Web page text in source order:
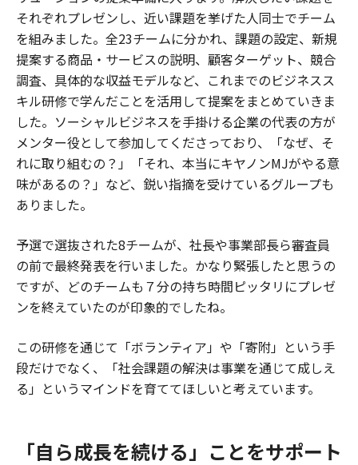
それぞれプレゼンし、近い課題を挙げた人同士でチーム
を組みました。全23チームに分かれ、課題の設定、新規
提案する商品・サービスの説明、顧客ターゲット、競合
調査、具体的な収益モデルなど、これまでのビジネスス
キル研修で学んだことを活用して提案をまとめていきま
した。ソーシャルビジネスを手掛ける企業の代表の方が
メンター役として参加してくださっており、「なぜ、そ
れに取り組むの？」「それ、本当にキヤノンMJがやる意
味があるの？」など、鋭い指摘を受けているグループも
ありました。
予選で選抜された8チームが、社長や事業部長ら審査員
の前で最終発表を行いました。かなり緊張したと思うの
ですが、どのチームも７分の持ち時間ピッタリにプレゼ
ンを終えていたのが印象的でしたね。
この研修を通じて「ボランティア」や「寄附」という手
段だけでなく、「社会課題の解決は事業を通じて成しえ
る」というマインドを育ててほしいと考えています。
「自ら成長を続ける」ことをサポート